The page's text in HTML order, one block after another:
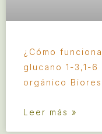
¿Cómo
glucano 1-3,1-
orgánico
Leer más »